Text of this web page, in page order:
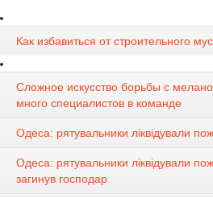
Как избавиться от строительного
Сложное искусство борьбы с
много специалистов в команде
Одеса: рятувальники ліквідували
Одеса: рятувальники ліквідували
загинув господар